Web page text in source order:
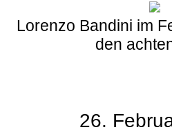
Lorenzo Bandini im
den
26.